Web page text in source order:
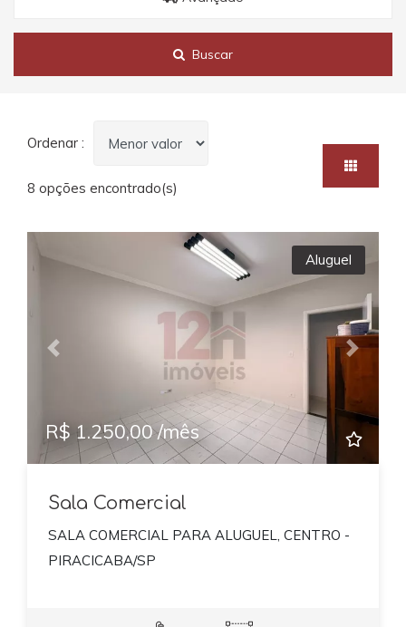
Buscar
Ordenar :
8 opções encontrado(s)
Previous Next
Aluguel
R$ 1.250,00 /mês
Sala Comercial
SALA COMERCIAL PARA ALUGUEL, CENTRO -
PIRACICABA/SP